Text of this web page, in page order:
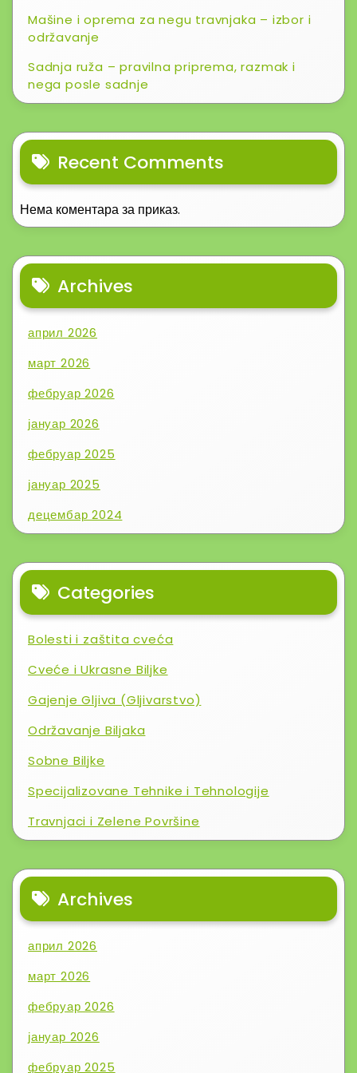
Mašine i oprema za negu travnjaka – izbor i
održavanje
Sadnja ruža – pravilna priprema, razmak i
nega posle sadnje
Recent Comments
Нема коментара за приказ.
Archives
април 2026
март 2026
фебруар 2026
јануар 2026
фебруар 2025
јануар 2025
децембар 2024
Categories
Bolesti i zaštita cveća
Cveće i Ukrasne Biljke
Gajenje Gljiva (Gljivarstvo)
Održavanje Biljaka
Sobne Biljke
Specijalizovane Tehnike i Tehnologije
Travnjaci i Zelene Površine
Archives
април 2026
март 2026
фебруар 2026
јануар 2026
фебруар 2025